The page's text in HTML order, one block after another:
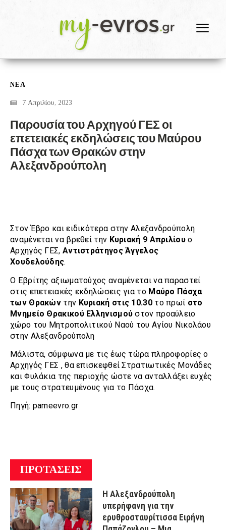
ΝΕΑ
7 Απριλίου, 2023
Παρουσία του Αρχηγού ΓΕΣ οι
επετειακές εκδηλώσεις του Μαύρου
Πάσχα των Θρακών στην
Αλεξανδρούπολη
Στον Έβρο και ειδικότερα στην Αλεξανδρούπολη
αναμένεται να βρεθεί την Κυριακή 9 Απριλίουο
Αρχηγός ΓΕΣ, Αντιστράτηγος Άγγελος
Χουδελούδης.
Ο Εβρίτης αξιωματούχος αναμένεται να παραστεί
στις επετειακές εκδηλώσεις για τοΜαύρο Πάσχα
των Θρακών την Κυριακή στις 10.30 το πρωί στο
Μνημείο Θρακικού Ελληνισμού στον προαύλειο
χώρο του Μητροπολιτικού Ναού του Αγίου Νικολάου
στην Αλεξανδρούπολη
Μάλιστα, σύμφωνα με τις έως τώρα πληροφορίες ο
Αρχηγός ΓΕΣ , θα επισκεφθεί Στρατιωτικές Μονάδες
και Φυλάκια της περιοχής ώστε να ανταλλάξει ευχές
με τους στρατευμένους για το Πάσχα.
Πηγή: pameevro.gr
ΠΡΟΤΑΣΕΙΣ
Η Αλεξανδρούπολη
υπερήφανη για την
ερυθροσταυρίτισσα Ειρήνη